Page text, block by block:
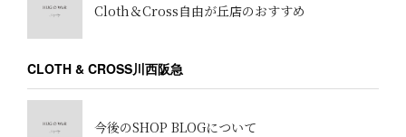
Cloth＆Cross自由が丘店のおすすめ
CLOTH & CROSS川西阪急
今後のSHOP BLOGについて